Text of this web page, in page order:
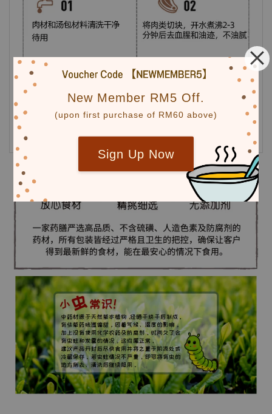
New Member RM5 Off.
(upon first purchase of RM60 above)
Sign Up Now